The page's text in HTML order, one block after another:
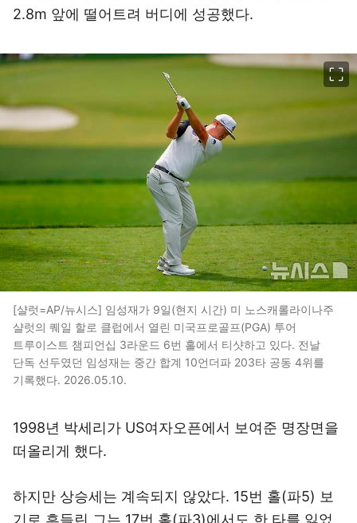
2.8m 앞에 떨어트려 버디에 성공했다.
[샬럿=AP/뉴시스] 임성재가 9일(현지 시간) 미 노스캐롤라이나주
샬럿의 퀘일 할로 클럽에서 열린 미국프로골프(PGA) 투어
트루이스트 챔피언십 3라운드 6번 홀에서 티샷하고 있다. 전날
단독 선두였던 임성재는 중간 합계 10언더파 203타 공동 4위를
기록했다. 2026.05.10.
1998년 박세리가 US여자오픈에서 보여준 명장면을
떠올리게 했다.
하지만 상승세는 계속되지 않았다. 15번 홀(파5) 보
기로 흔들린 그는 17번 홀(파3)에서도 한 타를 잃었